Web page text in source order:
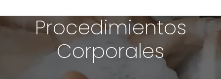
Procedimientos
Corporales